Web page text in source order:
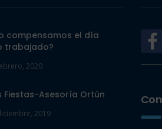
compensamos el día
trabajado?
2020
Fiestas-Asesoría Ortún
2019